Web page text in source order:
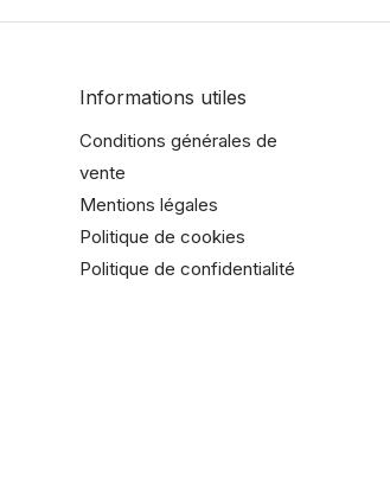
Informations utiles
Conditions générales de
vente
Mentions légales
Politique de cookies
Politique de confidentialité